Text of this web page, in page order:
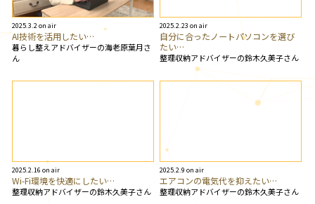
2025.3.2 on air
AI技術を活用したい…
暮らし整えアドバイザーの海老原葉月さ
ん
2025.2.23 on air
自分に合ったノートパソコンを選び
たい…
整理収納アドバイザーの鈴木久美子さん
2025.2.16 on air
Wi-Fi環境を快適にしたい…
整理収納アドバイザーの鈴木久美子さん
2025.2.9 on air
エアコンの電気代を抑えたい…
整理収納アドバイザーの鈴木久美子さん